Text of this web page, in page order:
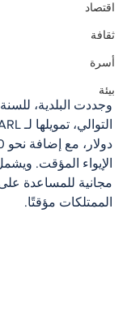
اقتصاد
ثقافة
أسرة
بيئة
وجددت البلدية،
الإيواء المؤقت.
مجانية للمساعدة على
الممتلكات مؤقتًا.